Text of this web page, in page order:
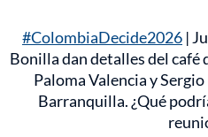
#ColombiaDecide2026 |
Bonilla dan detalles del café
Paloma Valencia y
Barranquilla. ¿Qué